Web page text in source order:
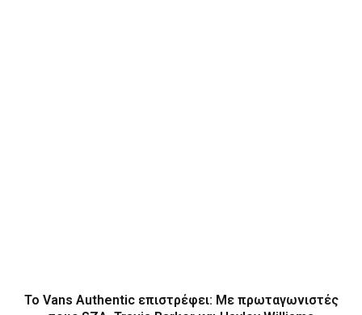
Το Vans Authentic επιστρέφει: Με πρωταγωνιστές